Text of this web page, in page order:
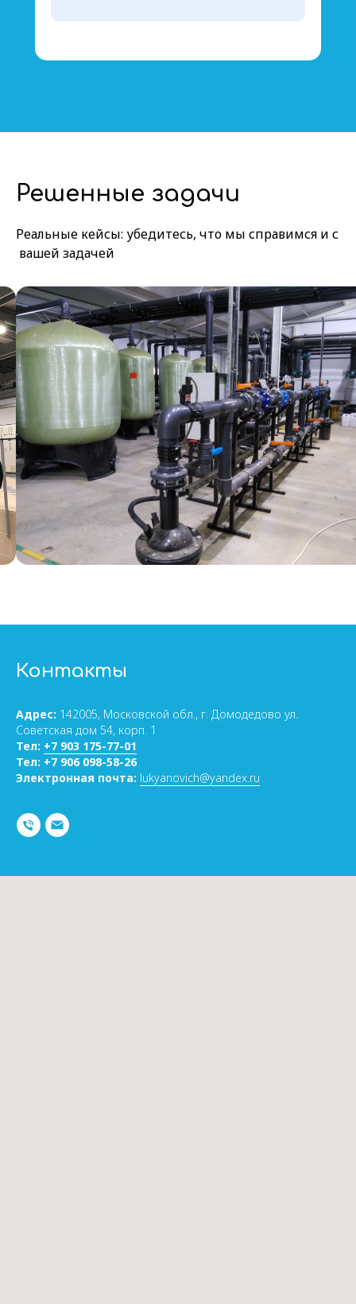
Решенные задачи
Реальные кейсы: убедитесь, что мы справимся и с
вашей задачей
Контакты
Адрес: 142005, Московской обл., г. Домодедово ул.
Советская дом 54, корп. 1
Тел: +7 903 175-77-01
Тел: +7 906 098-58-26
Электронная почта: lukyanovich@yandex.ru